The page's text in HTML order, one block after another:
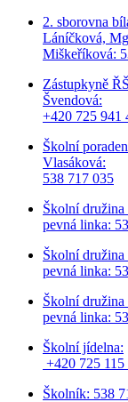
2. sborovna
Láníčková,
Miškeříková:
Zástupkyně
Švendová:
+420 725 941
Školní
Vlasáková:
538 717 035
Školní
pevná linka:
Školní družina
pevná linka:
Školní družina
pevná linka:
Školní jídelna:
+420 725
Školník: 538